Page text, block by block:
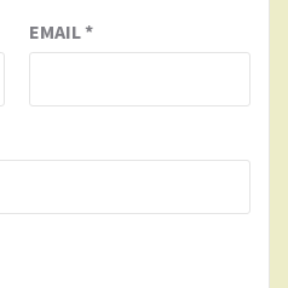
EMAIL*